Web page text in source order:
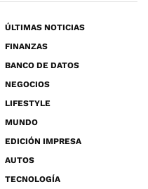
ÚLTIMAS NOTICIAS
FINANZAS
BANCO DE DATOS
NEGOCIOS
LIFESTYLE
MUNDO
EDICIÓN IMPRESA
AUTOS
TECNOLOGÍA